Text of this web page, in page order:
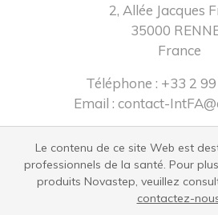
2, Allée Jacques
35000
France
Téléphone : +33 2
Email : contact-
Le contenu de ce site Web est
professionnels de la santé. Pour
produits Novastep, veuillez
contactez-